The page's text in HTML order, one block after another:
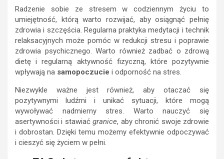
Radzenie sobie ze stresem w codziennym życiu to
umiejętność, którą warto rozwijać, aby osiągnąć pełnię
zdrowia i szczęścia. Regularna praktyka medytacji i technik
relaksacyjnych może pomóc w redukcji stresu i poprawie
zdrowia psychicznego. Warto również zadbać o zdrową
dietę i regularną aktywność fizyczną, które pozytywnie
wpływają na samopoczucie i odporność na stres.
Niezwykle ważne jest również, aby otaczać się
pozytywnymi ludźmi i unikać sytuacji, które mogą
wywoływać nadmierny stres. Warto nauczyć się
asertywności i stawiaćgranice, aby chronić swoje zdrowie
i dobrostan. Dzięki temu możemy efektywnie odpoczywać
i cieszyć się życiem w pełni.